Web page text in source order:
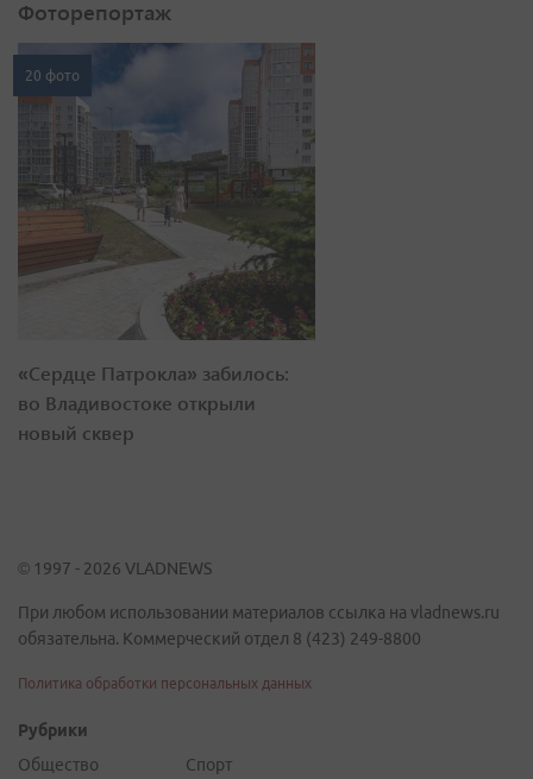
Фоторепортаж
20 фото
«Сердце Патрокла» забилось:
во Владивостоке открыли
новый сквер
© 1997 - 2026 VLADNEWS
При любом использовании материалов ссылка на vladnews.ru
обязательна. Коммерческий отдел 8 (423) 249-8800
Политика обработки персональных данных
Рубрики
Общество
Спорт